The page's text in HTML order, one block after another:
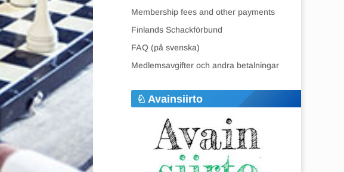
Membership fees and other payments
Finlands Schackförbund
FAQ (på svenska)
Medlemsavgifter och andra betalningar
Avainsiirto